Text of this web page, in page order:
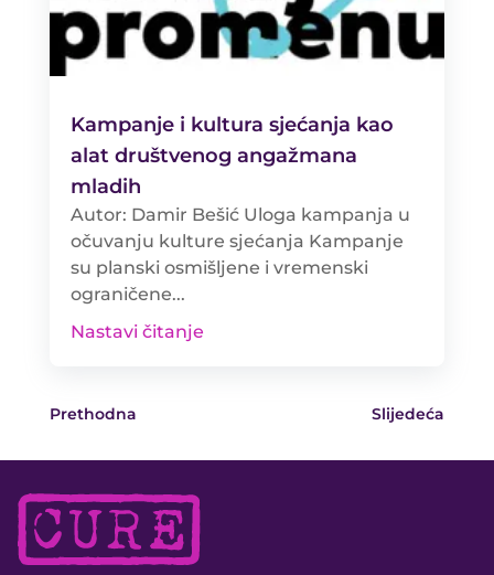
Kampanje i kultura sjećanja kao
alat društvenog angažmana
mladih
Autor: Damir Bešić Uloga kampanja u
očuvanju kulture sjećanja Kampanje
su planski osmišljene i vremenski
ograničene...
Nastavi čitanje
Prethodna Slijedeća